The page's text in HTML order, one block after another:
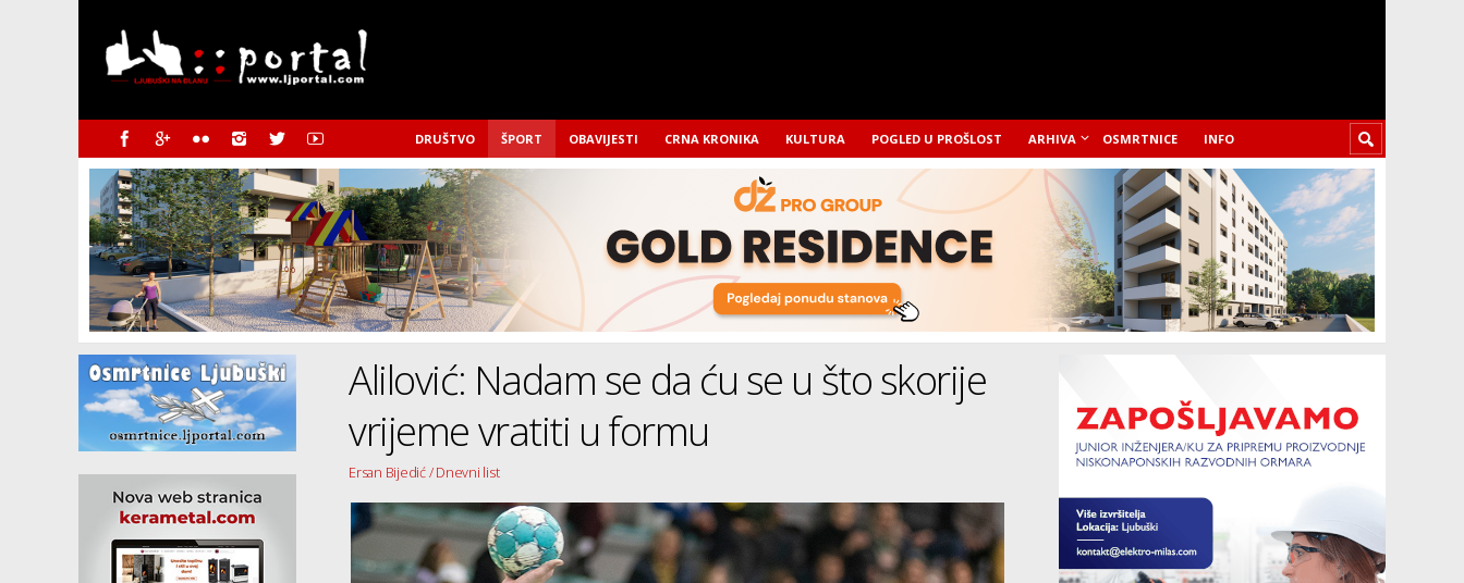
DRUŠTVO ŠPORT OBAVIJESTI CRNA KRONIKA KULTURA POGLED U PROŠLOST ARHIVA OSMRTNICE INFO
Alilović: Nadam se da ću se u što skorije
vrijeme vratiti u formu
Ersan Bijedić / Dnevni list